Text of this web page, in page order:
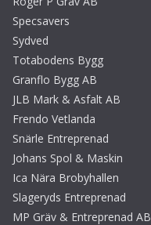
Specsavers
Sydved
Totabodens Bygg
Granflo Bygg AB
JLB Mark & Asfalt AB
Frendo Vetlanda
Snärle Entreprenad
Johans Spol & Maskin
Ica Nära Brobyhallen
Slageryds Entreprenad
MP Gräv & Entreprenad AB